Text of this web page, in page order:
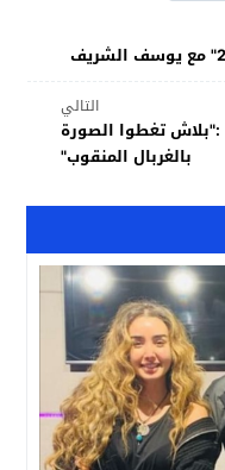
التالي
تغطوا الصورة
بالغربال المنقوب"